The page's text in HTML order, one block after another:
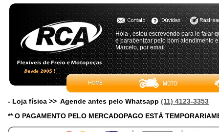
Hola , estou escrevendo para le falar
e parabenizar pelo bom atendimento
Marcelo, por email
- Loja física >> Agende antes pelo Whatsapp (11) 4123-3353
** O PAGAMENTO PELO MERCADOPAGO ESTÁ